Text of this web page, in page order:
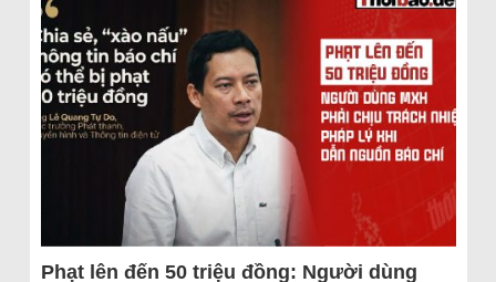
Phạt lên đến 50 triệu đồng: Người dùng